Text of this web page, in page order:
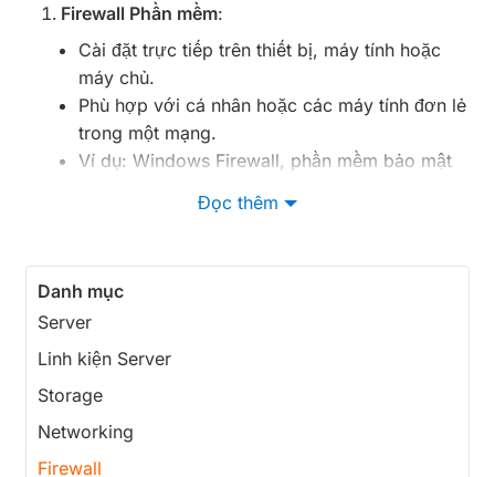
Firewall Phần mềm:
Cài đặt trực tiếp trên thiết bị, máy tính hoặc
máy chủ.
Phù hợp với cá nhân hoặc các máy tính đơn lẻ
trong một mạng.
Ví dụ: Windows Firewall, phần mềm bảo mật
Firewall Phần cứng:
Được sử dụng phổ biến trong các doanh
nghiệp và tổ chức để bảo vệ toàn bộ mạng.
Ví dụ: Cisco ASA, Palo Alto Networks, Fortinet
FortiGate.
Đọc thêm
Danh mục
Server
Linh kiện Server
Storage
Networking
Firewall